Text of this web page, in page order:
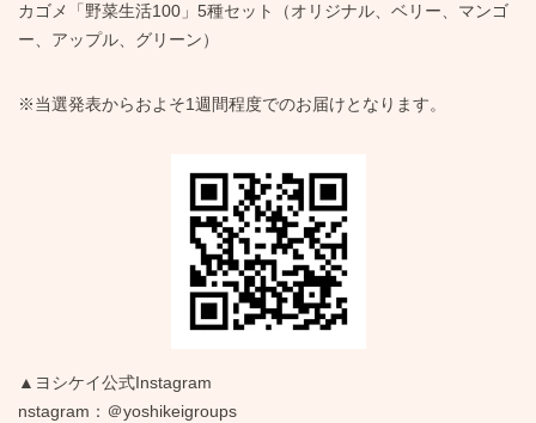
カゴメ「野菜生活100」5種セット（オリジナル、ベリー、マンゴ
ー、アップル、グリーン）
※当選発表からおよそ1週間程度でのお届けとなります。
▲ヨシケイ公式Instagram
nstagram：＠yoshikeigroups